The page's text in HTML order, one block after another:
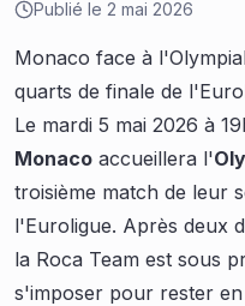
Publié le 2 mai 2026
Monaco face à
quarts de finale de
Le mardi 5 mai 2026 à
Monaco accueillera l'
troisième match de leur
l'Euroligue. Après deux
la Roca Team est sous
s'imposer pour rester